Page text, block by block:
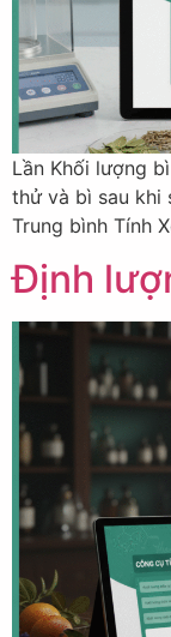
Lần Khối lượng
thử và bì sau khi
Trung bình Tính
Định